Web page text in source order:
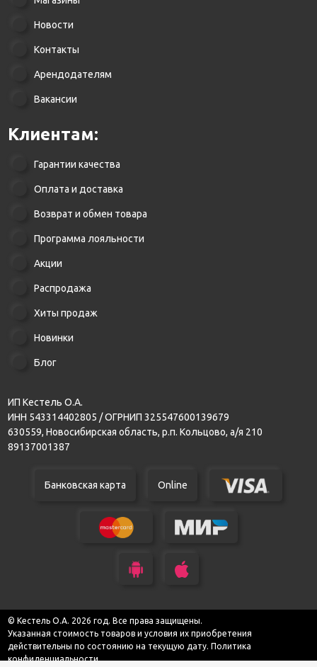
Новости
Контакты
Арендодателям
Вакансии
Клиентам:
Гарантии качества
Оплата и доставка
Возврат и обмен товара
Программа лояльности
Акции
Распродажа
Хиты продаж
Новинки
Блог
ИП Кестель О.А.
ИНН 543314402805 / ОГРНИП 325547600139679
630559, Новосибирская область, р.п. Кольцово, а/я 210
89137001387
Банковская карта Online
© Кестель О.А. 2026 год. Все права защищены.
Указанная стоимость товаров и условия их приобретения
действительны по состоянию на текущую дату. Политика
конфиденциальности.